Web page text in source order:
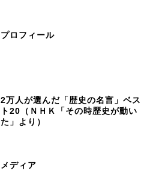
プロフィール
2万人が選んだ「歴史の名言」ベス
ト20（ＮＨＫ「その時歴史が動い
た」より）
メディア